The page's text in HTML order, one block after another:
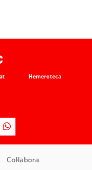
Hemeroteca
Col·labora